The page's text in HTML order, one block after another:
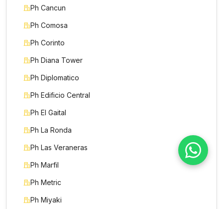
Ph Cancun
Ph Comosa
Ph Corinto
Ph Diana Tower
Ph Diplomatico
Ph Edificio Central
Ph El Gaital
Ph La Ronda
Ph Las Veraneras
Ph Marfil
Ph Metric
Ph Miyaki